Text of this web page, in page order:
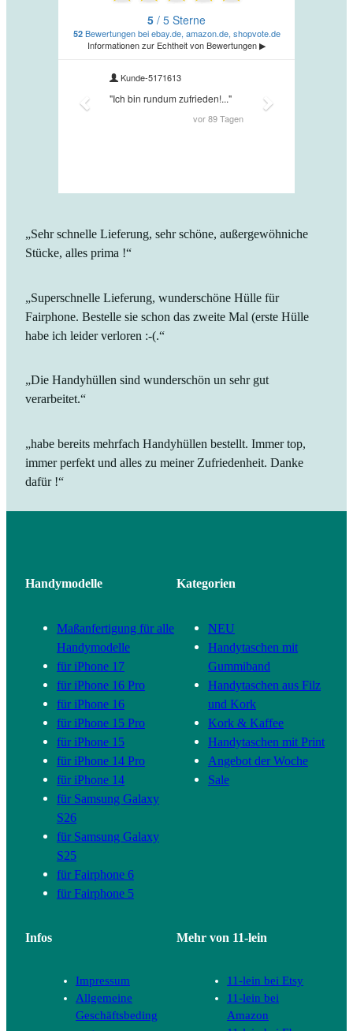
„Sehr schnelle Lieferung, sehr schöne, außergewöhniche
Stücke, alles prima !“
„Superschnelle Lieferung, wunderschöne Hülle für
Fairphone. Bestelle sie schon das zweite Mal (erste Hülle
habe ich leider verloren :-(.“
„Die Handyhüllen sind wunderschön un sehr gut
verarbeitet.“
„habe bereits mehrfach Handyhüllen bestellt. Immer top,
immer perfekt und alles zu meiner Zufriedenheit. Danke
dafür !“
Handymodelle
Maßanfertigung für alle
Handymodelle
für iPhone 17
für iPhone 16 Pro
für iPhone 16
für iPhone 15 Pro
für iPhone 15
für iPhone 14 Pro
für iPhone 14
für Samsung Galaxy
S26
für Samsung Galaxy
S25
für Fairphone 6
für Fairphone 5
Kategorien
NEU
Handytaschen mit
Gummiband
Handytaschen aus Filz
und Kork
Kork & Kaffee
Handytaschen mit Print
Angebot der Woche
Sale
Infos
Impressum
Allgemeine
Geschäftsbeding
Mehr von 11-lein
11-lein bei Etsy
11-lein bei
Amazon